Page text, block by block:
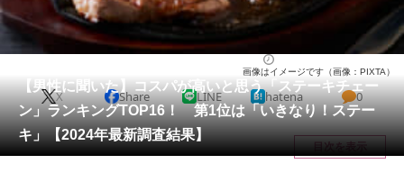
住まい 教育・育児
動物 リサーチ
会員記事
メディア
注目記事を集めた総合ページ
【男性に聞いた】コスパが高いと思う「ステーキチェー
ン」ランキングTOP16！ 第1位は「いきなり！ステー
キ」【2024年最新調査結果】
画像はイメージです（画像：PIXTA）
X Share LINE hatena 0
目次を表示